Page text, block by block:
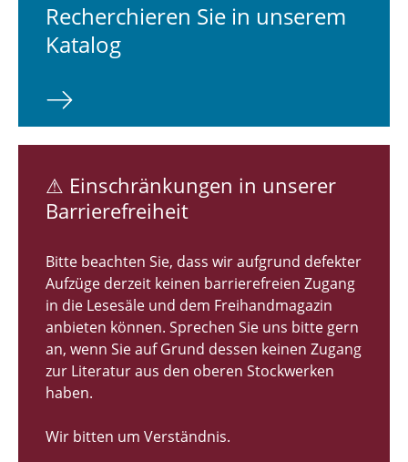
Fachinformationsdienste
Universitätsarchiv
Wir über uns
Recherchieren Sie in unserem
Katalog
⚠ Einschränkungen in unserer
Barrierefreiheit
Bitte beachten Sie, dass wir aufgrund defekter
Aufzüge derzeit keinen barrierefreien Zugang
in die Lesesäle und dem Freihandmagazin
anbieten können. Sprechen Sie uns bitte gern
an, wenn Sie auf Grund dessen keinen Zugang
zur Literatur aus den oberen Stockwerken
haben.
Wir bitten um Verständnis.